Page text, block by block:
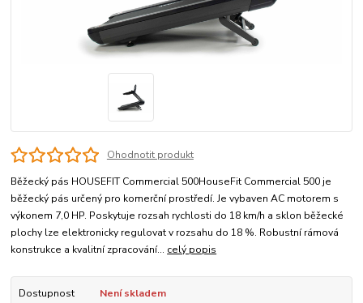
Ohodnotit produkt
Běžecký pás HOUSEFIT Commercial 500HouseFit Commercial 500 je
běžecký pás určený pro komerční prostředí. Je vybaven AC motorem s
výkonem 7,0 HP. Poskytuje rozsah rychlosti do 18 km/h a sklon běžecké
plochy lze elektronicky regulovat v rozsahu do 18 %. Robustní rámová
konstrukce a kvalitní zpracování... celý popis
Dostupnost Není skladem